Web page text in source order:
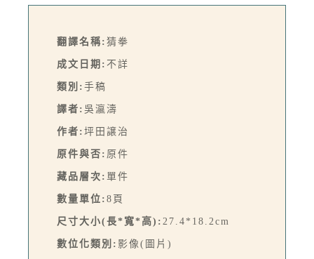
翻譯名稱: 猜拳
成文日期: 不詳
類別: 手稿
譯者: 吳瀛濤
作者: 坪田譲治
原件與否: 原件
藏品層次: 單件
數量單位: 8頁
尺寸大小(長*寬*高): 27.4*18.2cm
數位化類別: 影像(圖片)